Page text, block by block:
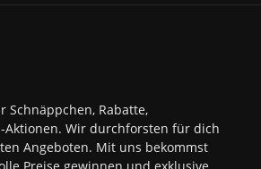
Schnäppchen, Rabatte,
Aktionen. Wir durchforsten für dich
Angeboten. Mit uns bekommst
Preise gewinnen und exklusive